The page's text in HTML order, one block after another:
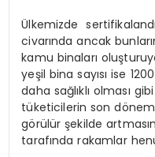
Ülkemizde
civarında ancak
kamu binaları
yeşil bina sayısı ise
daha sağlıklı olması
tüketicilerin son
görülür şekilde
tarafında rakamlar